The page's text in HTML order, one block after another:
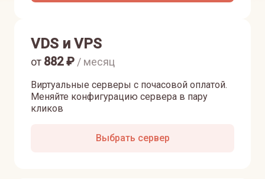
VDS и VPS
Виртуальные серверы с почасовой оплатой.
Меняйте конфигурацию сервера в пару
кликов
от 882₽ / месяц
Выбрать сервер